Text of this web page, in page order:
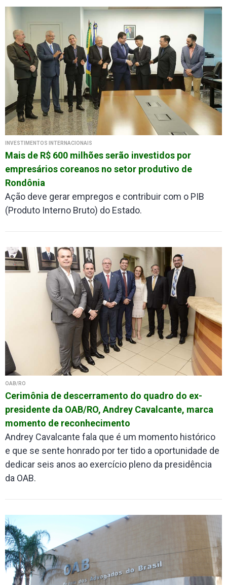
INVESTIMENTOS INTERNACIONAIS
Mais de R$ 600 milhões serão investidos por
empresários coreanos no setor produtivo de
Rondônia
Ação deve gerar empregos e contribuir com o PIB
(Produto Interno Bruto) do Estado.
OAB/RO
Cerimônia de descerramento do quadro do ex-
presidente da OAB/RO, Andrey Cavalcante, marca
momento de reconhecimento
Andrey Cavalcante fala que é um momento histórico
e que se sente honrado por ter tido a oportunidade de
dedicar seis anos ao exercício pleno da presidência
da OAB.